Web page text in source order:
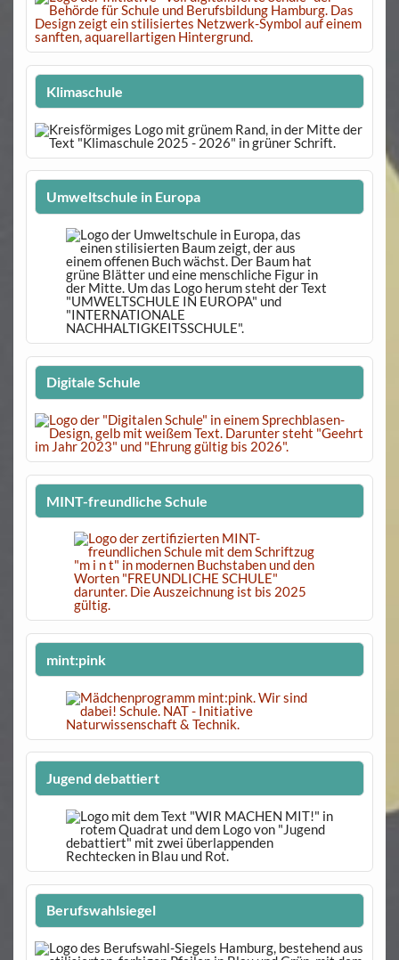
Klimaschule
Umweltschule in Europa
Digitale Schule
MINT-freundliche Schule
mint:pink
Jugend debattiert
Berufswahlsiegel